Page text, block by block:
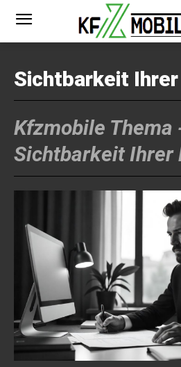
Sichtbarkeit
Kfzmobile Thema
Sichtbarkeit Ihrer